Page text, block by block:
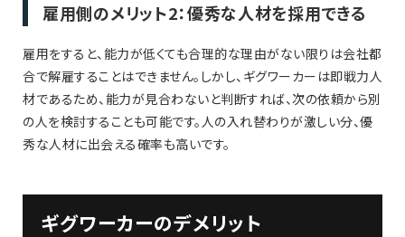
雇用側のメリット2：優秀な人材を採用できる
雇用をすると、能力が低くても合理的な理由がない限りは会社都
合で解雇することはできません。しかし、ギグワーカーは即戦力人
材であるため、能力が見合わないと判断すれば、次の依頼から別
の人を検討することも可能です。人の入れ替わりが激しい分、優
秀な人材に出会える確率も高いです。
ギグワーカーのデメリット